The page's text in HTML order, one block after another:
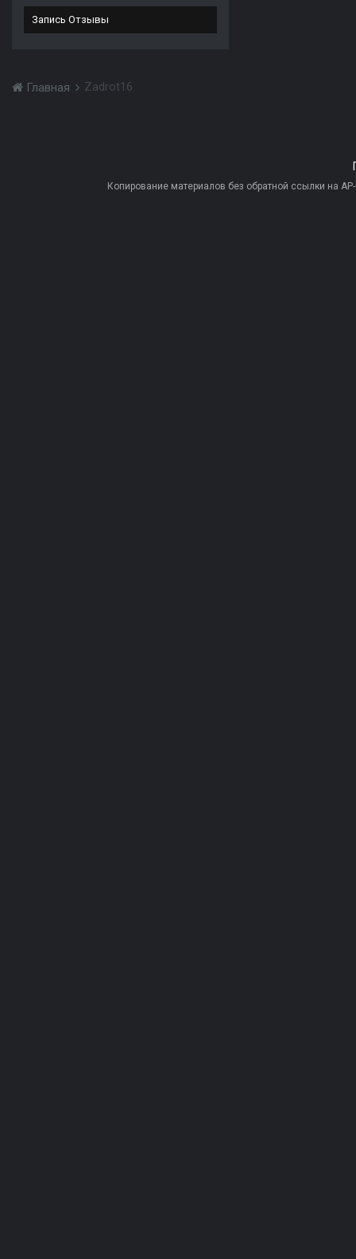
Запись Отзывы
Главная Zadrot16
Копирование материалов без обратной ссылки на